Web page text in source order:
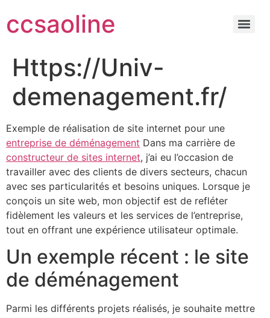
ccsaoline
Https://Univ-
demenagement.fr/
Exemple de réalisation de site internet pour une
entreprise de déménagement Dans ma carrière de
constructeur de sites internet, j’ai eu l’occasion de
travailler avec des clients de divers secteurs, chacun
avec ses particularités et besoins uniques. Lorsque je
conçois un site web, mon objectif est de refléter
fidèlement les valeurs et les services de l’entreprise,
tout en offrant une expérience utilisateur optimale.
Un exemple récent : le site
de déménagement
Parmi les différents projets réalisés, je souhaite mettre